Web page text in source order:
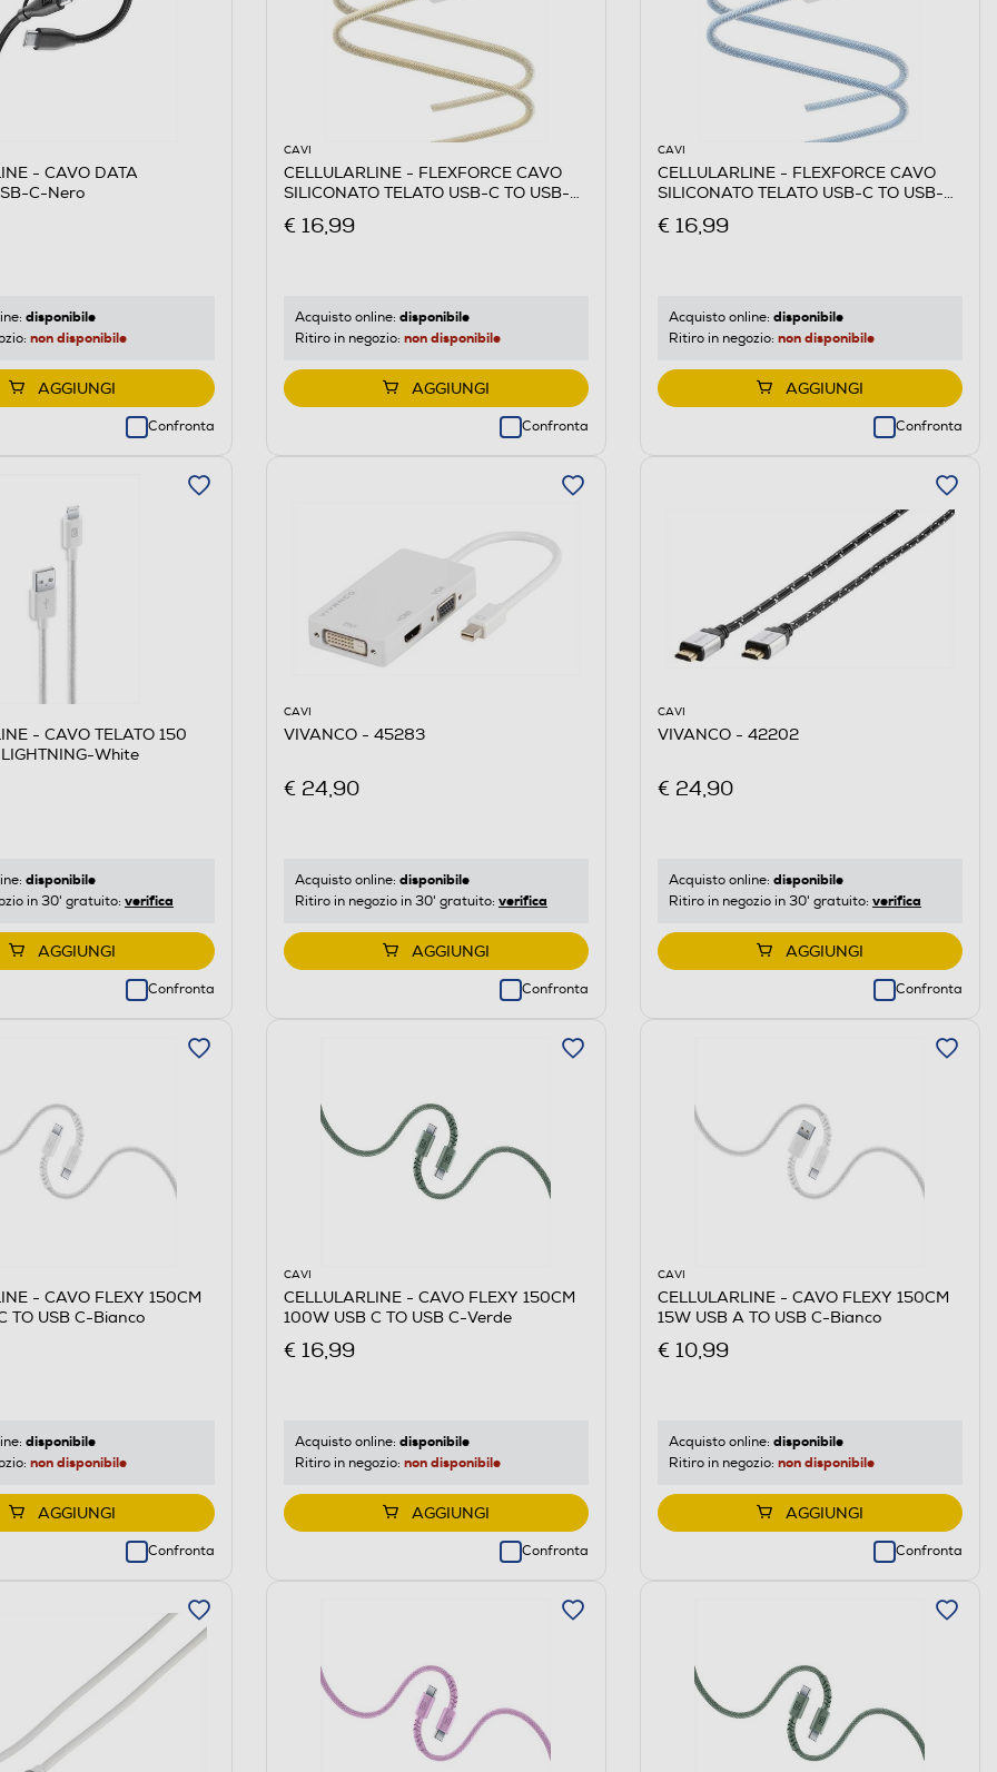
- CAVO DATA
C-Nero
disponibile
non disponibile
AGGIUNGI
Confronta
CAVI
CELLULARLINE - FLEXFORCE CAVO
SILICONATO TELATO USB-C TO USB-C-
€ 16,99
Acquisto online: disponibile
Ritiro in negozio: non disponibile
AGGIUNGI
Confronta
CAVI
CELLULARLINE - FLEXFORCE CAVO
SILICONATO TELATO USB-C TO USB-C-
€ 16,99
Acquisto online: disponibile
Ritiro in negozio: non disponibile
AGGIUNGI
Confronta
- CAVO TELATO 150
White
disponibile
in 30' gratuito: verifica
AGGIUNGI
Confronta
CAVI
VIVANCO - 45283
€ 24,90
Acquisto online: disponibile
Ritiro in negozio in 30' gratuito: verifica
AGGIUNGI
Confronta
CAVI
VIVANCO - 42202
€ 24,90
Acquisto online: disponibile
Ritiro in negozio in 30' gratuito: verifica
AGGIUNGI
Confronta
- CAVO FLEXY 150CM
TO USB C-Bianco
disponibile
non disponibile
AGGIUNGI
Confronta
CAVI
CELLULARLINE - CAVO FLEXY 150CM
100W USB C TO USB C-Verde
€ 16,99
Acquisto online: disponibile
Ritiro in negozio: non disponibile
AGGIUNGI
Confronta
CAVI
CELLULARLINE - CAVO FLEXY 150CM
15W USB A TO USB C-Bianco
€ 10,99
Acquisto online: disponibile
Ritiro in negozio: non disponibile
AGGIUNGI
Confronta